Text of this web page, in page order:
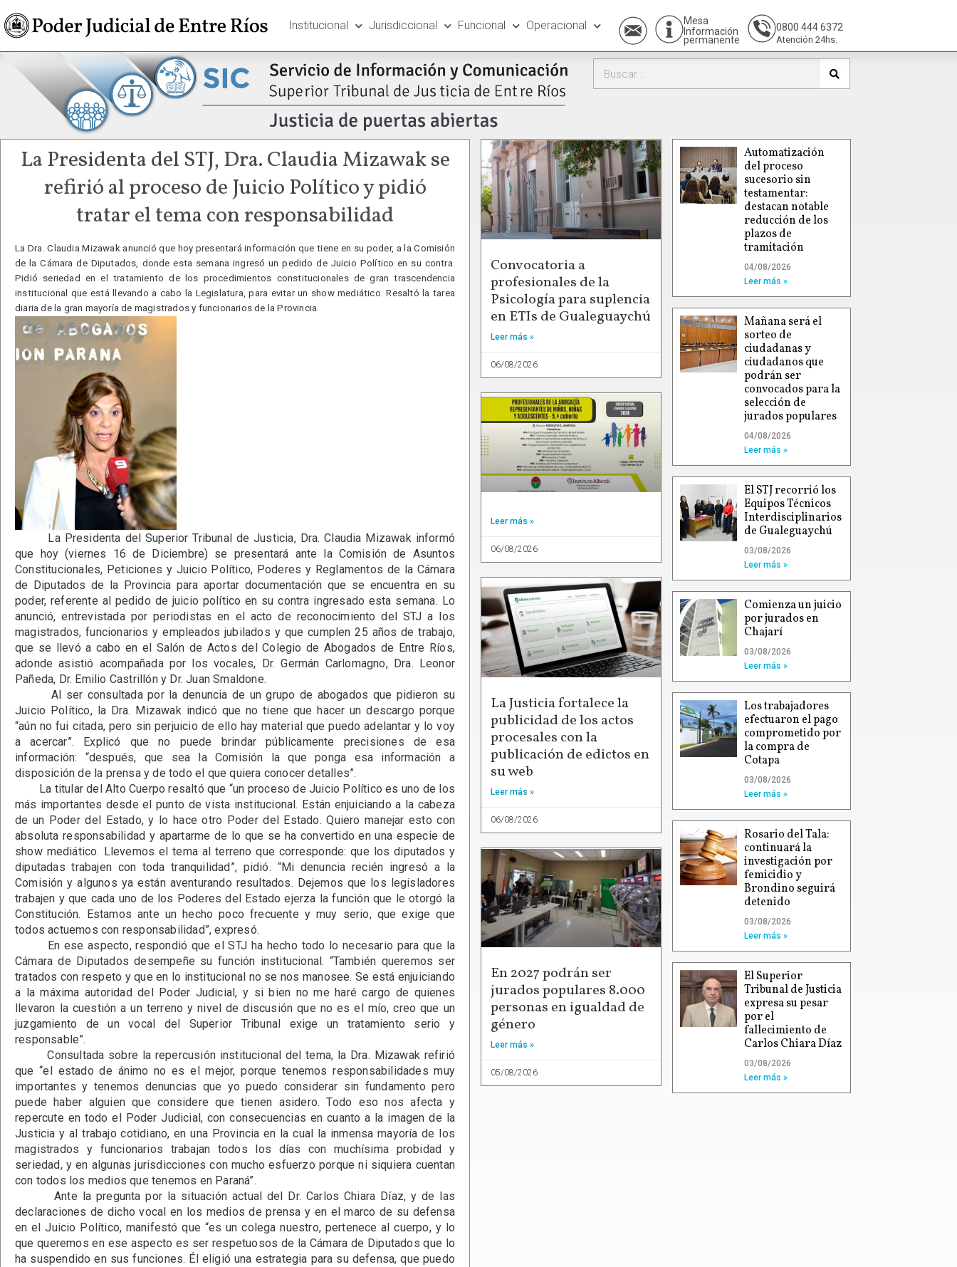
Institucional Jurisdiccional Funcional Operacional
Mesa
Información
permanente
0800 444 6372
Atención 24hs.
La Presidenta del STJ, Dra. Claudia Mizawak se
refirió al proceso de Juicio Político y pidió
tratar el tema con responsabilidad
La Dra. Claudia Mizawak anunció que hoy presentará información que tiene en su poder, a la Comisión
de la Cámara de Diputados, donde esta semana ingresó un pedido de Juicio Político en su contra.
Pidió seriedad en el tratamiento de los procedimientos constitucionales de gran trascendencia
institucional que está llevando a cabo la Legislatura, para evitar un show mediático. Resaltó la tarea
diaria de la gran mayoría de magistrados y funcionarios de la Provincia.
La Presidenta del Superior Tribunal de Justicia, Dra. Claudia Mizawak informó
que hoy (viernes 16 de Diciembre) se presentará ante la Comisión de Asuntos
Constitucionales, Peticiones y Juicio Político, Poderes y Reglamentos de la Cámara
de Diputados de la Provincia para aportar documentación que se encuentra en su
poder, referente al pedido de juicio político en su contra ingresado esta semana. Lo
anunció, entrevistada por periodistas en el acto de reconocimiento del STJ a los
magistrados, funcionarios y empleados jubilados y que cumplen 25 años de trabajo,
que se llevó a cabo en el Salón de Actos del Colegio de Abogados de Entre Ríos,
adonde asistió acompañada por los vocales, Dr. Germán Carlomagno, Dra. Leonor
Pañeda, Dr. Emilio Castrillón y Dr. Juan Smaldone.
Al ser consultada por la denuncia de un grupo de abogados que pidieron su
Juicio Político, la Dra. Mizawak indicó que no tiene que hacer un descargo porque
“aún no fui citada, pero sin perjuicio de ello hay material que puedo adelantar y lo voy
a acercar”. Explicó que no puede brindar públicamente precisiones de esa
información: “después, que sea la Comisión la que ponga esa información a
disposición de la prensa y de todo el que quiera conocer detalles”.
La titular del Alto Cuerpo resaltó que “un proceso de Juicio Político es uno de los
más importantes desde el punto de vista institucional. Están enjuiciando a la cabeza
de un Poder del Estado, y lo hace otro Poder del Estado. Quiero manejar esto con
absoluta responsabilidad y apartarme de lo que se ha convertido en una especie de
show mediático. Llevemos el tema al terreno que corresponde: que los diputados y
diputadas trabajen con toda tranquilidad”, pidió. “Mi denuncia recién ingresó a la
Comisión y algunos ya están aventurando resultados. Dejemos que los legisladores
trabajen y que cada uno de los Poderes del Estado ejerza la función que le otorgó la
Constitución. Estamos ante un hecho poco frecuente y muy serio, que exige que
todos actuemos con responsabilidad”, expresó.
En ese aspecto, respondió que el STJ ha hecho todo lo necesario para que la
Cámara de Diputados desempeñe su función institucional. “También queremos ser
tratados con respeto y que en lo institucional no se nos manosee. Se está enjuiciando
a la máxima autoridad del Poder Judicial, y si bien no me haré cargo de quienes
llevaron la cuestión a un terreno y nivel de discusión que no es el mío, creo que un
juzgamiento de un vocal del Superior Tribunal exige un tratamiento serio y
responsable”.
Consultada sobre la repercusión institucional del tema, la Dra. Mizawak refirió
que “el estado de ánimo no es el mejor, porque tenemos responsabilidades muy
importantes y tenemos denuncias que yo puedo considerar sin fundamento pero
puede haber alguien que considere que tienen asidero. Todo eso nos afecta y
repercute en todo el Poder Judicial, con consecuencias en cuanto a la imagen de la
Justicia y al trabajo cotidiano, en una Provincia en la cual la inmensa mayoría de los
magistrados y funcionarios trabajan todos los días con muchísima probidad y
seriedad, y en algunas jurisdicciones con mucho esfuerzo porque ni siquiera cuentan
con todos los medios que tenemos en Paraná”.
Ante la pregunta por la situación actual del Dr. Carlos Chiara Díaz, y de las
declaraciones de dicho vocal en los medios de prensa y en el marco de su defensa
en el Juicio Político, manifestó que “es un colega nuestro, pertenece al cuerpo, y lo
que queremos en ese aspecto es ser respetuosos de la Cámara de Diputados que lo
ha suspendido en sus funciones. Él eligió una estrategia para su defensa, que puedo
Convocatoria a
profesionales de la
Psicología para suplencia
en ETIs de Gualeguaychú
Leer más »
06/08/2026
Leer más »
06/08/2026
La Justicia fortalece la
publicidad de los actos
procesales con la
publicación de edictos en
su web
Leer más »
06/08/2026
En 2027 podrán ser
jurados populares 8.000
personas en igualdad de
género
Leer más »
05/08/2026
Automatización
del proceso
sucesorio sin
testamentar:
destacan notable
reducción de los
plazos de
tramitación
04/08/2026
Leer más »
Mañana será el
sorteo de
ciudadanas y
ciudadanos que
podrán ser
convocados para la
selección de
jurados populares
04/08/2026
Leer más »
El STJ recorrió los
Equipos Técnicos
Interdisciplinarios
de Gualeguaychú
03/08/2026
Leer más »
Comienza un juicio
por jurados en
Chajarí
03/08/2026
Leer más »
Los trabajadores
efectuaron el pago
comprometido por
la compra de
Cotapa
03/08/2026
Leer más »
Rosario del Tala:
continuará la
investigación por
femicidio y
Brondino seguirá
detenido
03/08/2026
Leer más »
El Superior
Tribunal de Justicia
expresa su pesar
por el
fallecimiento de
Carlos Chiara Díaz
03/08/2026
Leer más »